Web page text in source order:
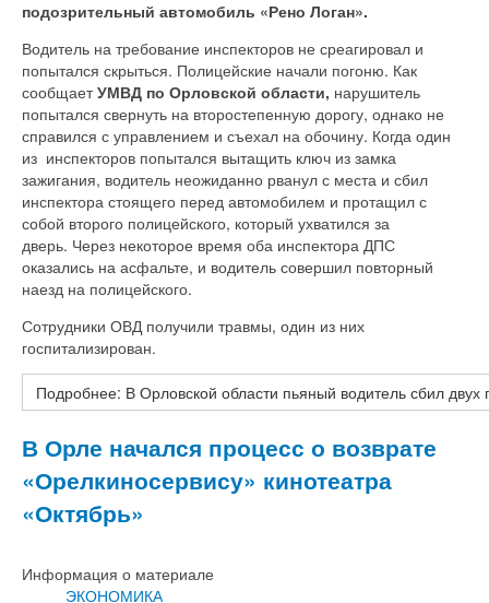
подозрительный автомобиль «Рено Логан».
Водитель на требование инспекторов не среагировал и
попытался скрыться. Полицейские начали погоню. Как
сообщаетУМВД по Орловской области, нарушитель
попытался свернуть на второстепенную дорогу, однако не
справился с управлением и съехал на обочину. Когда один
из инспекторов попытался вытащить ключ из замка
зажигания, водитель неожиданно рванул с места и сбил
инспектора стоящего перед автомобилем и протащил с
собой второго полицейского, который ухватился за
дверь. Через некоторое время оба инспектора ДПС
оказались на асфальте, и водитель совершил повторный
наезд на полицейского.
Сотрудники ОВД получили травмы, один из них
госпитализирован.
Подробнее: В Орловской области пьяный водитель сбил
В Орле начался процесс о возврате
«Орелкиносервису» кинотеатра
«Октябрь»
Информация о материале
ЭКОНОМИКА